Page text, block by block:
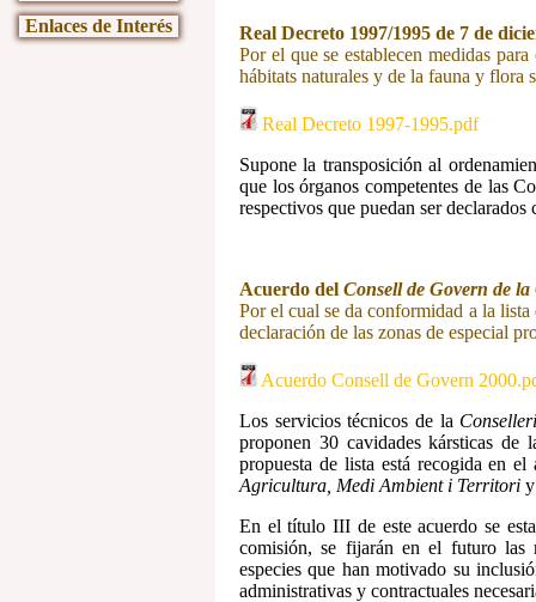
Enlaces de Interés
Real Decreto 1997/1995 de 7 de
Por el que se establecen medidas
hábitats naturales y de la fauna y flora
Real Decreto 1997-1995.pdf
Supone la transposición al
que los órganos competentes de las
respectivos que puedan ser
Acuerdo del Consell de Govern de
Por el cual se da conformidad a la
declaración de las zonas de especial
Acuerdo Consell de Govern
Los servicios técnicos de la
proponen 30 cavidades kársticas de
propuesta de lista está recogida en
Agricultura, Medi Ambient i Territori
En el título III de este acuerdo se
comisión, se fijarán en el futuro las
especies que han motivado su
administrativas y contractuales